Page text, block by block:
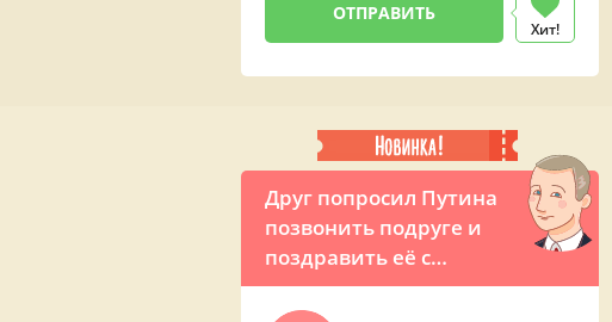
Хит!
Друг попросил Путина
позвонить подруге и
поздравить её с
Женским днём